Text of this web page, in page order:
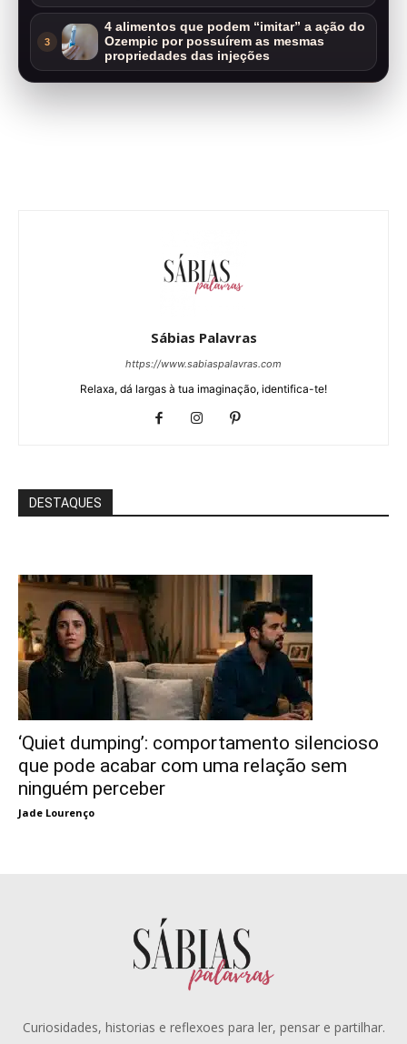
3
4 alimentos que podem “imitar” a ação do
Ozempic por possuírem as mesmas
propriedades das injeções
Sábias Palavras
https://www.sabiaspalavras.com
Relaxa, dá largas à tua imaginação, identifica-te!
DESTAQUES
‘Quiet dumping’: comportamento silencioso
que pode acabar com uma relação sem
ninguém perceber
Jade Lourenço
Curiosidades, historias e reflexoes para ler, pensar e partilhar.